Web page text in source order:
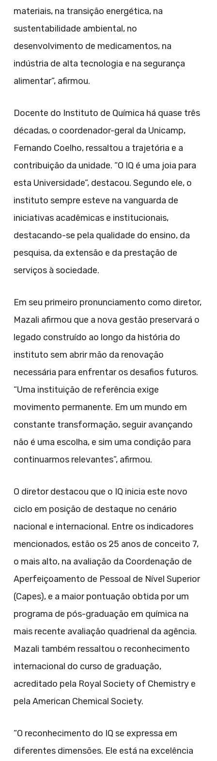
materiais, na transição energética, na
sustentabilidade ambiental, no
desenvolvimento de medicamentos, na
indústria de alta tecnologia e na segurança
alimentar”, afirmou.
Docente do Instituto de Química há quase três
décadas, o coordenador-geral da Unicamp,
Fernando Coelho, ressaltou a trajetória e a
contribuição da unidade. “O IQ é uma joia para
esta Universidade”, destacou. Segundo ele, o
instituto sempre esteve na vanguarda de
iniciativas acadêmicas e institucionais,
destacando-se pela qualidade do ensino, da
pesquisa, da extensão e da prestação de
serviços à sociedade.
Em seu primeiro pronunciamento como diretor,
Mazali afirmou que a nova gestão preservará o
legado construído ao longo da história do
instituto sem abrir mão da renovação
necessária para enfrentar os desafios futuros.
“Uma instituição de referência exige
movimento permanente. Em um mundo em
constante transformação, seguir avançando
não é uma escolha, e sim uma condição para
continuarmos relevantes”, afirmou.
O diretor destacou que o IQ inicia este novo
ciclo em posição de destaque no cenário
nacional e internacional. Entre os indicadores
mencionados, estão os 25 anos de conceito 7,
o mais alto, na avaliação da Coordenação de
Aperfeiçoamento de Pessoal de Nível Superior
(Capes), e a maior pontuação obtida por um
programa de pós-graduação em química na
mais recente avaliação quadrienal da agência.
Mazali também ressaltou o reconhecimento
internacional do curso de graduação,
acreditado pela Royal Society of Chemistry e
pela American Chemical Society.
“O reconhecimento do IQ se expressa em
diferentes dimensões. Ele está na excelência